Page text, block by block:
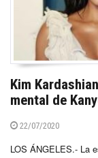
Kim
mental de
22/07/2020
LOS ÁNGELES.- La